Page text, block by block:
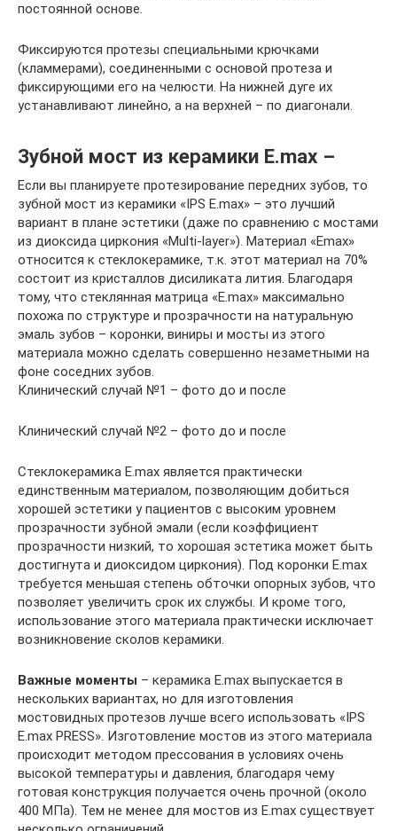
постоянной основе.
Фиксируются протезы специальными крючками
(кламмерами), соединенными с основой протеза и
фиксирующими его на челюсти. На нижней дуге их
устанавливают линейно, а на верхней – по диагонали.
Зубной мост из керамики E.max –
Если вы планируете протезирование передних зубов, то
зубной мост из керамики «IPS E.max» – это лучший
вариант в плане эстетики (даже по сравнению с мостами
из диоксида циркония «Multi-layer»). Материал «Emax»
относится к стеклокерамике, т.к. этот материал на 70%
состоит из кристаллов дисиликата лития. Благодаря
тому, что стеклянная матрица «E.max» максимально
похожа по структуре и прозрачности на натуральную
эмаль зубов – коронки, виниры и мосты из этого
материала можно сделать совершенно незаметными на
фоне соседних зубов.
Клинический случай №1 – фото до и после
Клинический случай №2 – фото до и после
Стеклокерамика E.max является практически
единственным материалом, позволяющим добиться
хорошей эстетики у пациентов с высоким уровнем
прозрачности зубной эмали (если коэффициент
прозрачности низкий, то хорошая эстетика может быть
достигнута и диоксидом циркония). Под коронки E.max
требуется меньшая степень обточки опорных зубов, что
позволяет увеличить срок их службы. И кроме того,
использование этого материала практически исключает
возникновение сколов керамики.
Важные моменты – керамика E.max выпускается в
нескольких вариантах, но для изготовления
мостовидных протезов лучше всего использовать «IPS
E.max PRESS». Изготовление мостов из этого материала
происходит методом прессования в условиях очень
высокой температуры и давления, благодаря чему
готовая конструкция получается очень прочной (около
400 МПа). Тем не менее для мостов из E.max существует